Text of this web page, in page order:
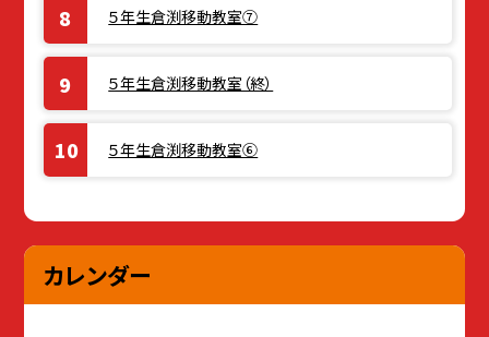
５年生倉渕移動教室⑦
５年生倉渕移動教室（終）
５年生倉渕移動教室⑥
カレンダー